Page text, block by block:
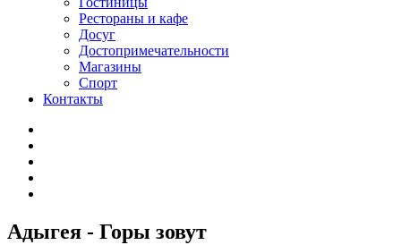
Рестораны и кафе
Досуг
Достопримечательности
Магазины
Спорт
Контакты
Адыгея - Горы зовут